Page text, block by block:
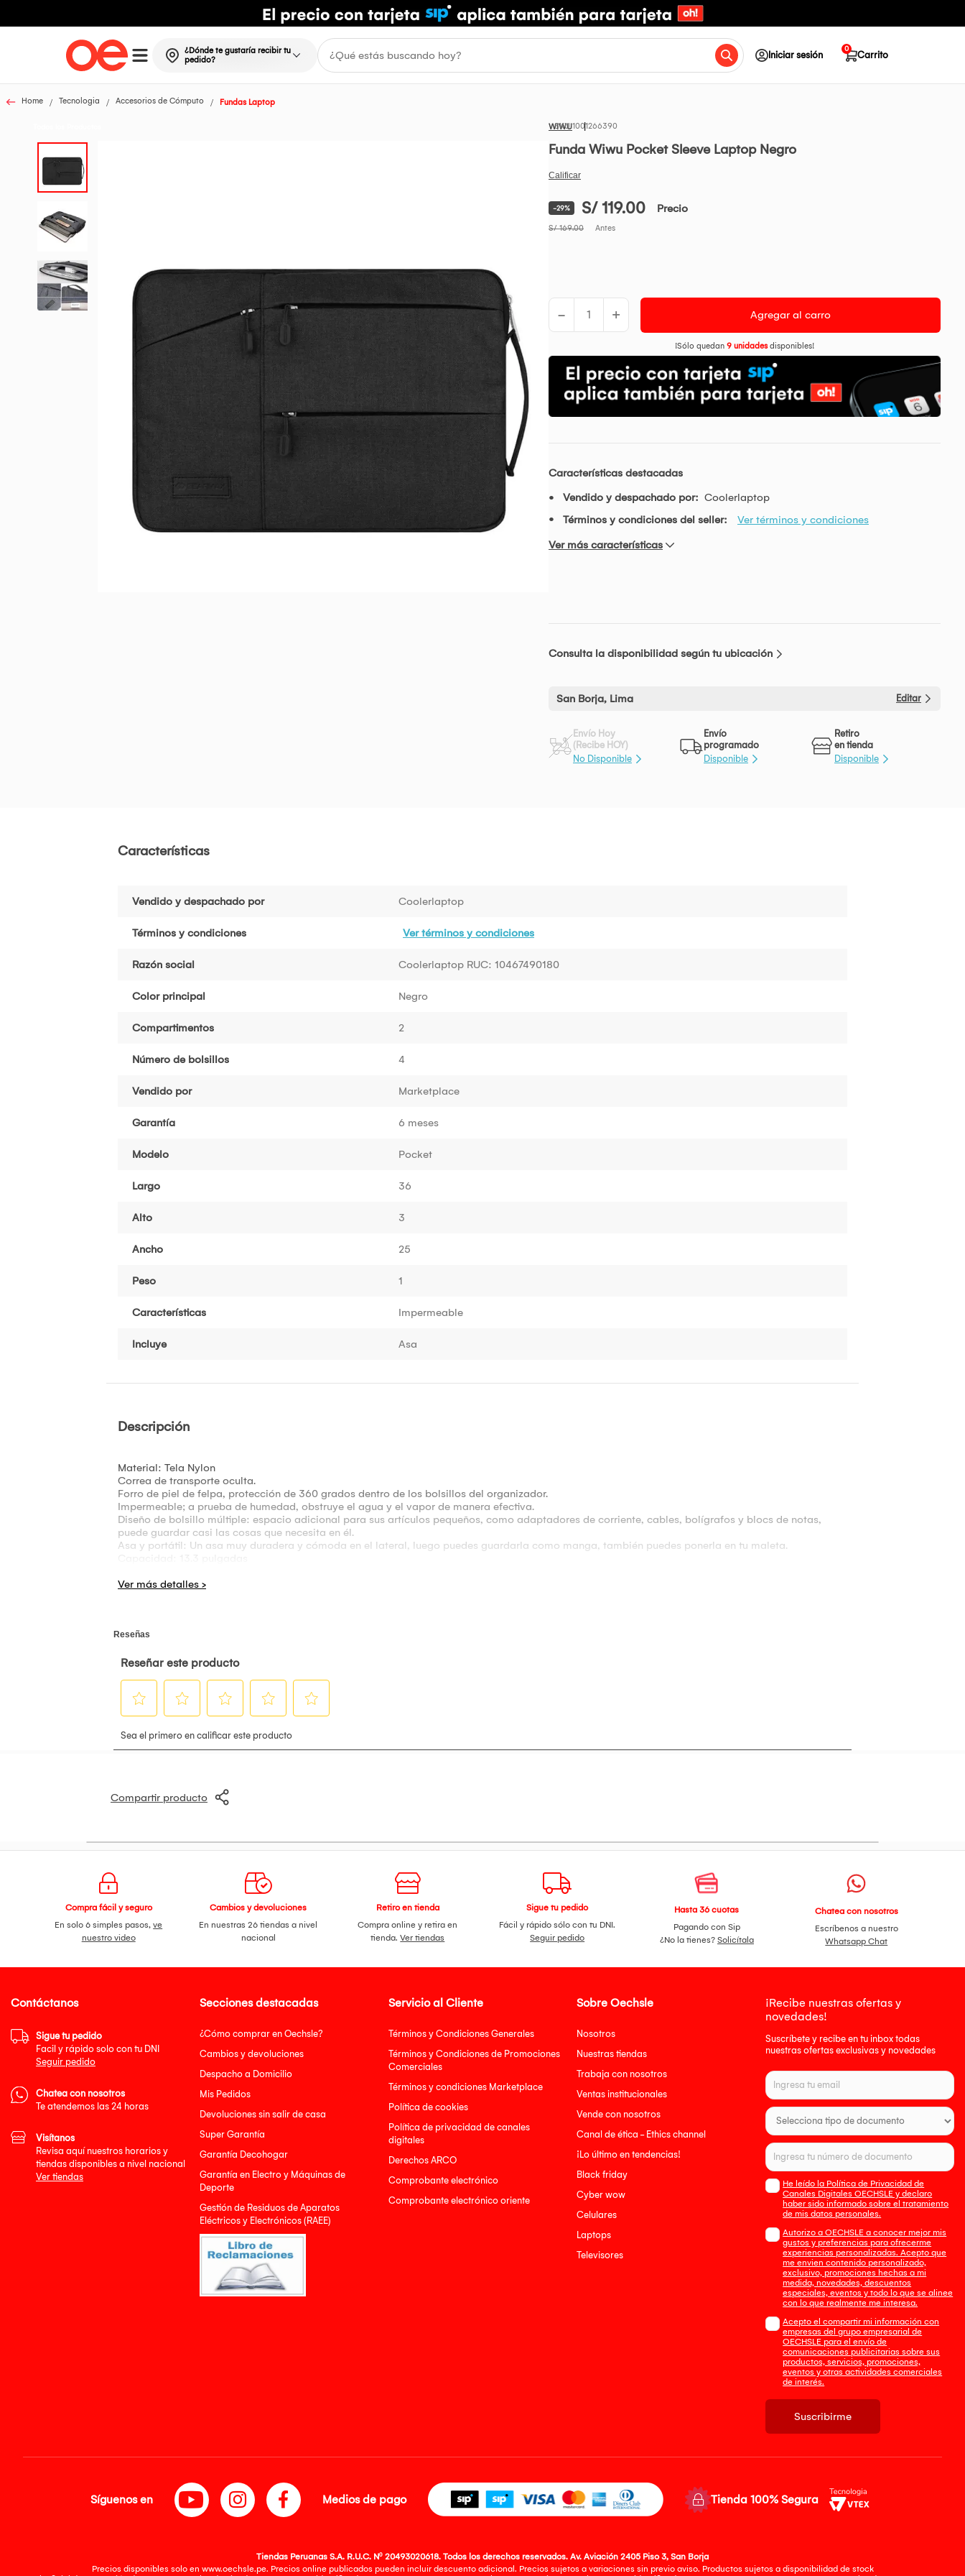
¿Dónde te gustaría recibir tu
pedido?
Iniciar sesión Carrito
0
Home Tecnologia Accesorios de Cómputo Fundas Laptop
WIWU1001266390
Funda Wiwu Pocket Sleeve Laptop Negro
-29% S/ 119.00 Precio
S/ 169.00 Antes
- + Agregar al carro
¡Sólo quedan 9 unidadesdisponibles!
Características destacadas
Vendido y despachado por: Coolerlaptop
Términos y condiciones del seller:
Ver términos y condiciones
Ver más características
Consulta la disponibilidad según tu ubicación
San Borja, Lima Editar
Envío Hoy
(Recibe HOY)
No Disponible
Envío
programado
Disponible
Retiro
en tienda
Disponible
Características
Vendido y despachado por Coolerlaptop
Términos y condiciones Ver términos y condiciones
Razón social Coolerlaptop RUC: 10467490180
Color principal Negro
Compartimentos 2
Número de bolsillos 4
Vendido por Marketplace
Garantía 6 meses
Modelo Pocket
Largo 36
Alto 3
Ancho 25
Peso 1
Características Impermeable
Incluye Asa
Descripción
Material: Tela Nylon
Correa de transporte oculta.
Forro de piel de felpa, protección de 360 grados dentro de los bolsillos del organizador.
Impermeable; a prueba de humedad, obstruye el agua y el vapor de manera efectiva.
Diseño de bolsillo múltiple: espacio adicional para sus artículos pequeños, como adaptadores de corriente, cables, bolígrafos y blocs de notas,
puede guardar casi las cosas que necesita en él.
Asa y portátil: Un asa muy duradera y cómoda en el lateral, luego puedes guardarla como manga, también puedes ponerla en tu maleta.
Compartir producto
Compra fácil y seguro
En solo 6 simples pasos,ve
nuestro video
Cambios y devoluciones
En nuestras 26 tiendas a nivel
nacional
Retiro en tienda
Compra online y retira en
tienda.Ver tiendas
Sigue tu pedido
Fácil y rápido sólo con tu DNI.
Seguir pedido
Hasta 36 cuotas
Pagando con Sip
¿No la tienes? Solicítala
Chatea con nosotros
Escríbenos a nuestro
Whatsapp Chat
Secciones destacadas
¿Cómo comprar en Oechsle?
Cambios y devoluciones
Despacho a Domicilio
Mis Pedidos
Devoluciones sin salir de casa
Super Garantía
Garantía Decohogar
Garantía en Electro y Máquinas de
Deporte
Gestión de Residuos de Aparatos
Eléctricos y Electrónicos (RAEE)
Servicio al Cliente
Términos y Condiciones Generales
Términos y Condiciones de Promociones
Comerciales
Términos y condiciones Marketplace
Política de cookies
Política de privacidad de canales
digitales
Derechos ARCO
Comprobante electrónico
Comprobante electrónico oriente
Sobre Oechsle
Nosotros
Nuestras tiendas
Trabaja con nosotros
Ventas institucionales
Vende con nosotros
Canal de ética - Ethics channel
¡Lo último en tendencias!
Black friday
Cyber wow
Celulares
Laptops
Televisores
¡Recibe nuestras ofertas y
novedades!
Suscríbete y recibe en tu inbox todas
nuestras ofertas exclusivas y novedades
He leído la Política de Privacidad de
Canales Digitales OECHSLE y declaro
haber sido informado sobre el tratamiento
de mis datos personales.
Autorizo a OECHSLE a conocer mejor mis
gustos y preferencias para ofrecerme
experiencias personalizadas. Acepto que
me envien contenido personalizado,
exclusivo, promociones hechas a mi
medida, novedades, descuentos
especiales, eventos y todo lo que se alinee
con lo que realmente me interesa.
Acepto el compartir mi información con
empresas del grupo empresarial de
OECHSLE para el envío de
comunicaciones publicitarias sobre sus
productos, servicios, promociones,
eventos y otras actividades comerciales
de interés.
Suscribirme
Contáctanos
Sigue tu pedido
Facil y rápido solo con tu DNI
Seguir pedido
Chatea con nosotros
Te atendemos las 24 horas
Visítanos
Revisa aquí nuestros horarios y
tiendas disponibles a nivel nacional
Ver tiendas
Síguenos en Medios de pago Tienda 100% Segura
Tiendas Peruanas S.A. R.U.C. Nº 20493020618. Todos los derechos reservados. Av. Aviación 2405 Piso 3, San Borja
Precios disponibles solo en www.oechsle.pe. Precios online publicados pueden incluir descuento adicional. Precios sujetos a variaciones sin previo aviso. Productos sujetos a disponibilidad de stock